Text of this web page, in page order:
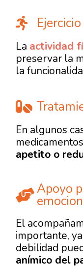
La actividad
preservar la
la
En algunos
apetito o
Apoyo
El
importante,
debilidad
anímico del